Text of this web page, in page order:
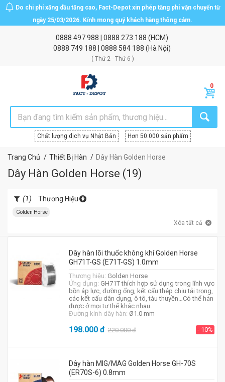
Do chi phí xăng dầu tăng cao, Fact-Depot xin phép tăng phí vận chuyển từ
ngày 25/03/2026. Kính mong quý khách hàng thông cảm.
0888 497 988 0888 273 188 (HCM)
0888 749 188
0888 584 188 (Hà Nội)
( Thứ 2 - Thứ 6 )
Chất lượng dịch vụ Nhật Bản Hơn 50.000 sản phẩm
Trang Chủ Thiết Bị Hàn Dây Hàn Golden Horse
Dây Hàn Golden Horse (19)
(1) Thương Hiệu
Golden Horse
Xóa tất cả
Dây hàn lõi thuốc không khí Golden Horse
GH71T-GS (E71T-GS) 1.0mm
Thương hiệu: Golden Horse
Ứng dụng: GH71T thích hợp sử dụng trong lĩnh vực
bồn áp lực, đường ống, kết cấu thép chịu tải trọng,
các kết cấu dân dụng, ô tô, tàu thuyền…Có thể hàn
được ở mọi tư thế khác nhau.
Đường kính dây hàn: Ø1.0 mm
198.000đ 220.000đ - 10%
Dây hàn MIG/MAG Golden Horse GH-70S
(ER70S-6) 0.8mm